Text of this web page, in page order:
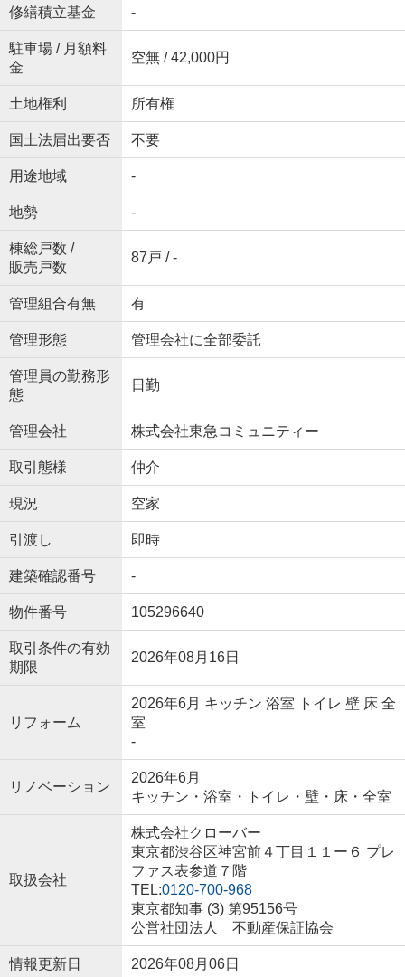
修繕積立基金 -
駐車場 / 月額料
金
空無 / 42,000円
土地権利 所有権
国土法届出要否 不要
用途地域 -
地勢 -
棟総戸数 /
販売戸数
87戸 / -
管理組合有無 有
管理形態 管理会社に全部委託
管理員の勤務形
態
日勤
管理会社 株式会社東急コミュニティー
取引態様 仲介
現況 空家
引渡し 即時
建築確認番号 -
物件番号 105296640
取引条件の有効
期限
2026年08月16日
リフォーム
2026年6月 キッチン 浴室 トイレ 壁 床 全
室
-
リノベーション
2026年6月
キッチン・浴室・トイレ・壁・床・全室
取扱会社
株式会社クローバー
東京都渋谷区神宮前４丁目１１ー６ プレ
ファス表参道７階
TEL:0120-700-968
東京都知事 (3) 第95156号
公営社団法人 不動産保証協会
情報更新日 2026年08月06日